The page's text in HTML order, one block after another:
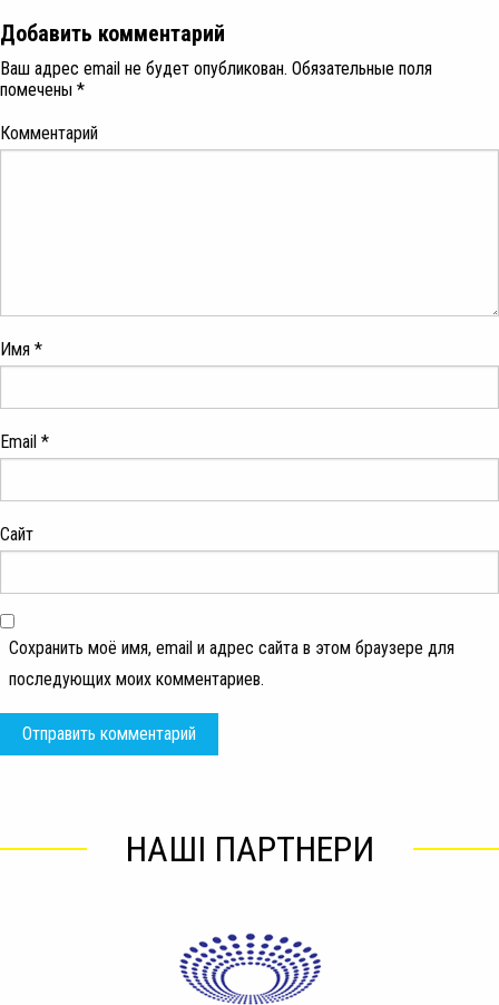
Добавить комментарий
Ваш адрес email не будет опубликован. Обязательные поля
помечены *
Комментарий
Имя *
Email *
Сайт
Сохранить моё имя, email и адрес сайта в этом браузере для
последующих моих комментариев.
НАШІ ПАРТНЕРИ